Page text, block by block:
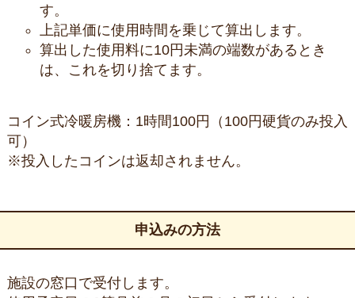
す。
上記単価に使用時間を乗じて算出します。
算出した使用料に10円未満の端数があるとき
は、これを切り捨てます。
コイン式冷暖房機：1時間100円（100円硬貨のみ投入
可）
※投入したコインは返却されません。
申込みの方法
施設の窓口で受付します。